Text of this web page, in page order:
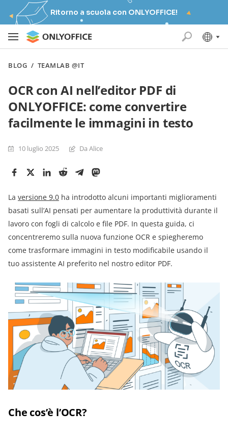
Ritorno a scuola con ONLYOFFICE!
BLOG / TEAMLAB @IT
OCR con AI nell’editor PDF di
ONLYOFFICE: come convertire
facilmente le immagini in testo
10 luglio 2025 Da Alice
La versione 9.0 ha introdotto alcuni importanti miglioramenti
basati sull’AI pensati per aumentare la produttività durante il
lavoro con fogli di calcolo e file PDF. In questa guida, ci
concentreremo sulla nuova funzione OCR e spiegheremo
come trasformare immagini in testo modificabile usando il
tuo assistente AI preferito nel nostro editor PDF.
Che cos’è l’OCR?